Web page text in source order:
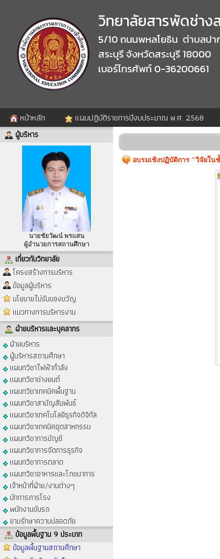
วิทยาลัยสารพัดช่าง
5/10 ถนนพหลโยธิน ตำบลปา
สระบุรี จังหวัดสระบุรี 18000
เบอร์โทรศัพท์ 0-36200661
หน้าหลัก แผนปฏิบัติราชการปีงบประมาณ พ.ศ. 2568
ผู้บริหาร
นายชัยวัฒน์ พรแสน
ผู้อำนวยการสถานศึกษา
เกี่ยวกับวิทยาลัย
โครงสร้างการบริหาร
ข้อมูลผู้บริหาร
นโยบายไม่รับของขวัญ
แนวทางการบริหารงาน
ฝ่ายบริหารและบุคลากร
ฝ่ายบริหาร
ผู้บริหารสถานศึกษา
แผนกวิชาไฟฟ้ากำลัง
แผนกวิชาช่างยนต์
แผนกวิชาเทคนิคพื้นฐาน
แผนกวิชาสามัญสัมพันธ์
แผนกวิชาเทคโนโลยีธุรกิจดิจิทัล
แผนกวิชาเทคนิคอุตสาหกรรม
แผนกวิชาการบัญชี
แผนกวิชาการจัดการธุรกิจ
แผนกวิชาการตลาด
แผนกวิชาอาหารและโภชนาการ
เจ้าหน้าที่ฝ่าย/งานต่างๆ
นักการภารโรง
พนักงานขับรถ
ยามรักษาความปลอดภัย
ข้อมูลพื้นฐาน 9 ประเภท
ข้อมูลพื้นฐานสถานศึกษา
อบรมเชิงปฏิบัติการ "วิจัยใน